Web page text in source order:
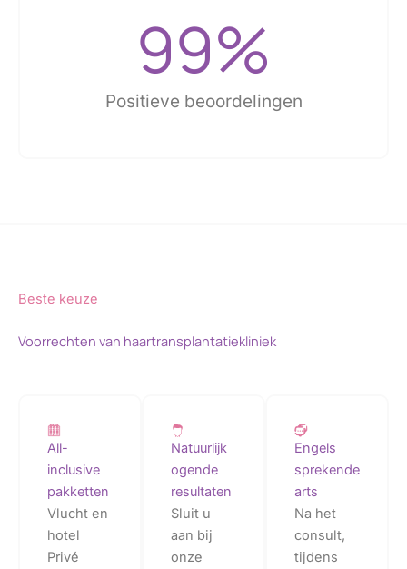
Positieve beoordelingen
99%
Beste keuze
Voorrechten van haartransplantatiekliniek
All-
inclusive
pakketten
Vlucht en
hotel
Privé
Natuurlijk
ogende
resultaten
Sluit u
aan bij
onze
Engels
sprekende
arts
Na het
consult,
tijdens